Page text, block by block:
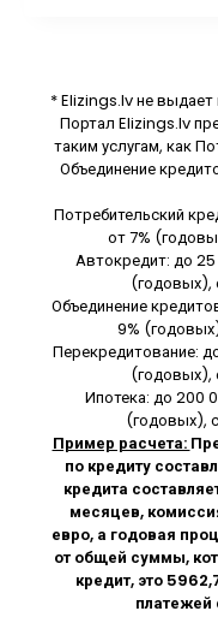
* Elizings.lv не
Портал Elizings.lv
таким услугам, как
Объединение
Потребительский
от 7%
Автокредит: до
(годовых),
Объединение
9%
Перекредитование:
(годовых),
Ипотека: до 200
(годовых),
Пример расчета:
по кредиту
кредита
месяцев,
евро, а годовая
от общей суммы,
кредит, это
платежей